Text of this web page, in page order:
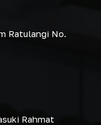
Ratulangi No.
Rahmat